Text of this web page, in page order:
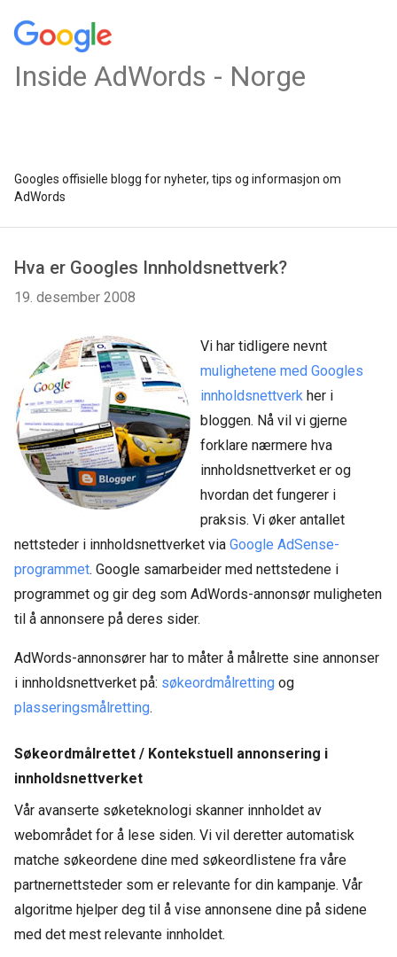
Inside AdWords - Norge
Googles offisielle blogg for nyheter, tips og informasjon om
AdWords
Hva er Googles Innholdsnettverk?
19. desember 2008
Vi har tidligere nevnt
mulighetene med Googles
innholdsnettverk her i
bloggen. Nå vil vi gjerne
forklare nærmere hva
innholdsnettverket er og
hvordan det fungerer i
praksis. Vi øker antallet
nettsteder i innholdsnettverket via Google AdSense-
programmet. Google samarbeider med nettstedene i
programmet og gir deg som AdWords-annonsør muligheten
til å annonsere på deres sider.
AdWords-annonsører har to måter å målrette sine annonser
i innholdsnettverket på: søkeordmålretting og
plasseringsmålretting.
Søkeordmålrettet / Kontekstuell annonsering i
innholdsnettverket
Vår avanserte søketeknologi skanner innholdet av
webområdet for å lese siden. Vi vil deretter automatisk
matche søkeordene dine med søkeordlistene fra våre
partnernettsteder som er relevante for din kampanje. Vår
algoritme hjelper deg til å vise annonsene dine på sidene
med det mest relevante innholdet.